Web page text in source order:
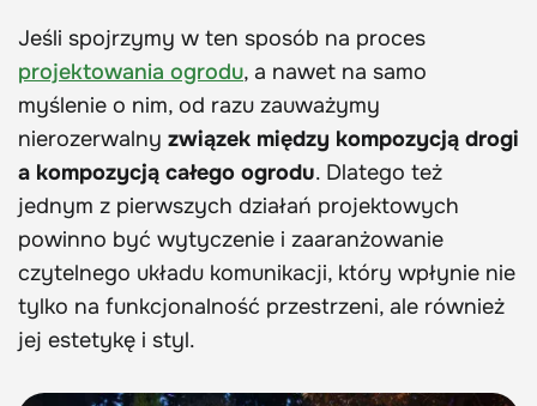
Jeśli spojrzymy w ten sposób na proces
projektowania ogrodu, a nawet na samo
myślenie o nim, od razu zauważymy
nierozerwalny związek między kompozycją drogi
a kompozycją całego ogrodu. Dlatego też
jednym z pierwszych działań projektowych
powinno być wytyczenie i zaaranżowanie
czytelnego układu komunikacji, który wpłynie nie
tylko na funkcjonalność przestrzeni, ale również
jej estetykę i styl.